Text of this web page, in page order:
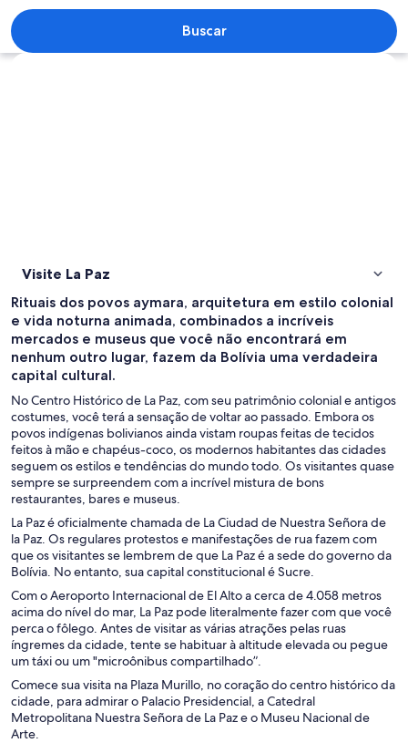
Paisagem urbana com montanhas ao
Buscar
Explorar mapa
Visite La Paz
Rituais dos povos aymara, arquitetura em estilo colonial
e vida noturna animada, combinados a incríveis
mercados e museus que você não encontrará em
nenhum outro lugar, fazem da Bolívia uma verdadeira
capital cultural.
No Centro Histórico de La Paz, com seu patrimônio colonial e antigos
costumes, você terá a sensação de voltar ao passado. Embora os
povos indígenas bolivianos ainda vistam roupas feitas de tecidos
feitos à mão e chapéus-coco, os modernos habitantes das cidades
seguem os estilos e tendências do mundo todo. Os visitantes quase
sempre se surpreendem com a incrível mistura de bons
restaurantes, bares e museus.
La Paz é oficialmente chamada de La Ciudad de Nuestra Señora de
la Paz. Os regulares protestos e manifestações de rua fazem com
que os visitantes se lembrem de que La Paz é a sede do governo da
Bolívia. No entanto, sua capital constitucional é Sucre.
Com o Aeroporto Internacional de El Alto a cerca de 4.058 metros
acima do nível do mar, La Paz pode literalmente fazer com que você
perca o fôlego. Antes de visitar as várias atrações pelas ruas
íngremes da cidade, tente se habituar à altitude elevada ou pegue
um táxi ou um "microônibus compartilhado”.
Comece sua visita na Plaza Murillo, no coração do centro histórico da
cidade, para admirar o Palacio Presidencial, a Catedral
Metropolitana Nuestra Señora de La Paz e o Museu Nacional de
Arte.